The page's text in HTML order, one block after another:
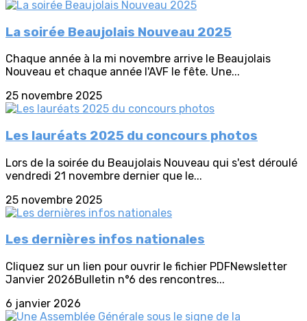
La soirée Beaujolais Nouveau 2025
Chaque année à la mi novembre arrive le Beaujolais
Nouveau et chaque année l'AVF le fête. Une...
25 novembre 2025
Les lauréats 2025 du concours photos
Lors de la soirée du Beaujolais Nouveau qui s'est déroulé
vendredi 21 novembre dernier que le...
25 novembre 2025
Les dernières infos nationales
Cliquez sur un lien pour ouvrir le fichier PDFNewsletter
Janvier 2026Bulletin n°6 des rencontres...
6 janvier 2026